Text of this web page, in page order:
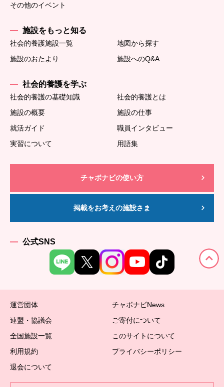
その他のイベント
施設をもっと知る
社会的養護施設一覧
地図から探す
施設のおたより
施設へのQ&A
社会的養護を学ぶ
社会的養護の基礎知識
社会的養護とは
施設の概要
施設の仕事
就活ガイド
職員インタビュー
実習について
用語集
チャボナビの使い方
掲載をお考えの施設さま
公式SNS
運営団体
チャボナビNews
連盟・協議会
ご寄付について
全国施設一覧
このサイトについて
利用規約
プライバシーポリシー
退会について